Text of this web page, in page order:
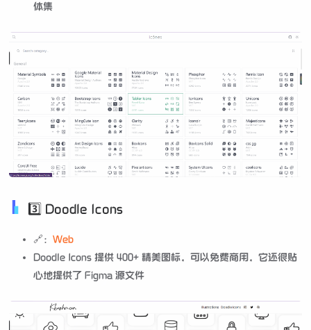
体集
3️⃣ Doodle Icons
🔗： Web
Doodle Icons 提供 400+ 精美图标，可以免费商用，它还很贴
心地提供了 Figma 源文件